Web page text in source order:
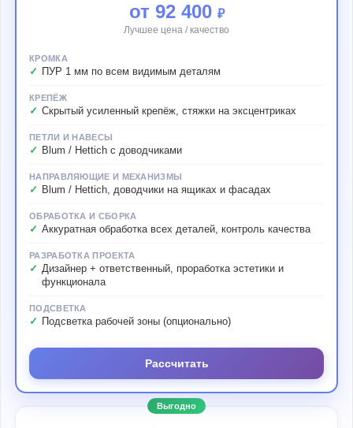
Выгодно
от 92 400 ₽
Лучшее цена / качество
КРОМКА
ПУР 1 мм по всем видимым деталям
КРЕПЁЖ
Скрытый усиленный крепёж, стяжки на эксцентриках
ПЕТЛИ И НАВЕСЫ
Blum / Hettich с доводчиками
НАПРАВЛЯЮЩИЕ И МЕХАНИЗМЫ
Blum / Hettich, доводчики на ящиках и фасадах
ОБРАБОТКА И СБОРКА
Аккуратная обработка всех деталей, контроль качества
РАЗРАБОТКА ПРОЕКТА
Дизайнер + ответственный, проработка эстетики и
функционала
ПОДСВЕТКА
Подсветка рабочей зоны (опционально)
Рассчитать